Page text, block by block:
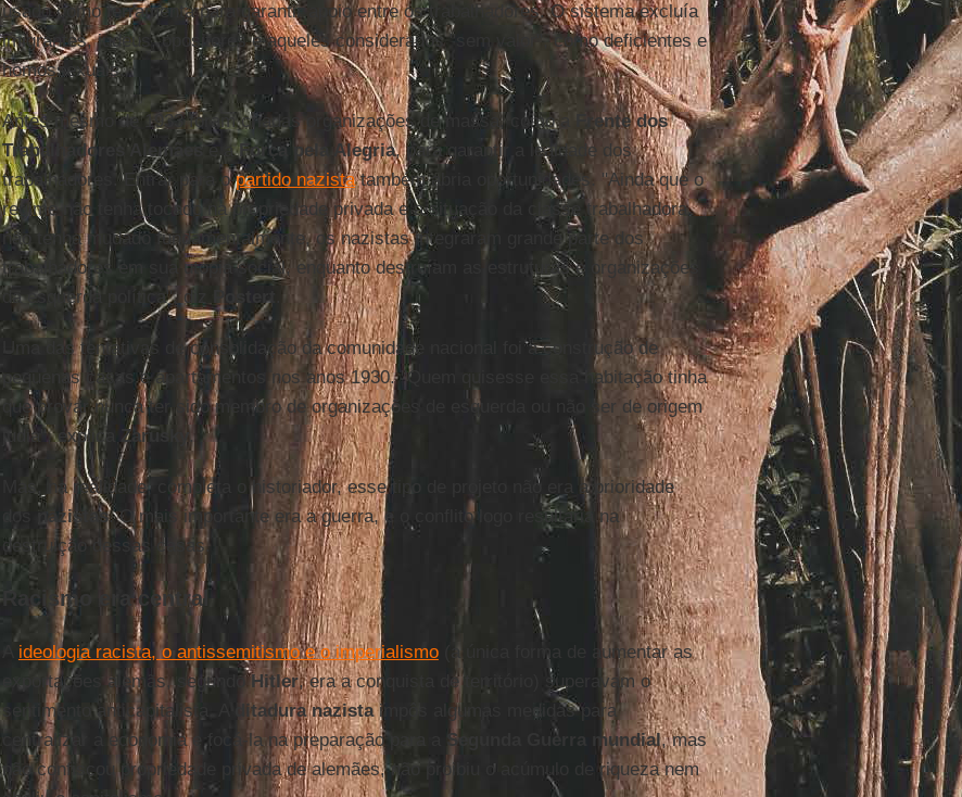
usado como ferramenta para garantir apoio entre os trabalhadores. O sistema excluía
imigrantes, judeus, opositores e aqueles considerados "sem valor", como deficientes e
homossexuais.
Antes mesmo de 1933 foram criadas organizações de massa, como a
Frente dos
Trabalhadores Alemãese aForça pela Alegria, para garantir a lealdade dos
trabalhadores. Entrar para opartido nazistatambém abria oportunidades. "Ainda que o
regime não tenha tocado na propriedade privada e a situação da classe trabalhadora
não tenha mudado fundamentalmente, os nazistas integraram grande parte dos
trabalhadores em sua utopia social, enquanto destruíam as estruturas e organizações
da esquerda política", diz
Postert
Uma das tentativas de consolidação da comunidade nacional foi a construção de
pequenas casas e apartamentos nos anos 1930. "Quem quisesse essa habitação tinha
que provar nunca ter sido membro de organizações de esquerda ou não ser de origem
judia", explica
Zarusky .
Mas, na realidade, completa o historiador, esse tipo de projeto não era a prioridade
nazistas. O mais importante era a guerra, e o conflito logo resultaria na
destruição dessas casas.
Racismo era central
ideologia racista, o antissemitismo e o imperialismo(a única forma de aumentar as
exportações alemãs, segundoHitler, era a conquista de território) superavam o
sentimento anticapitalista. A
ditadura nazistaimpôs algumas medidas para
centralizar a economia e focá-la na preparação para a
Segunda Guerra mundial, mas
não confiscou propriedade privada de alemães, não proibiu o acúmulo de riqueza nem